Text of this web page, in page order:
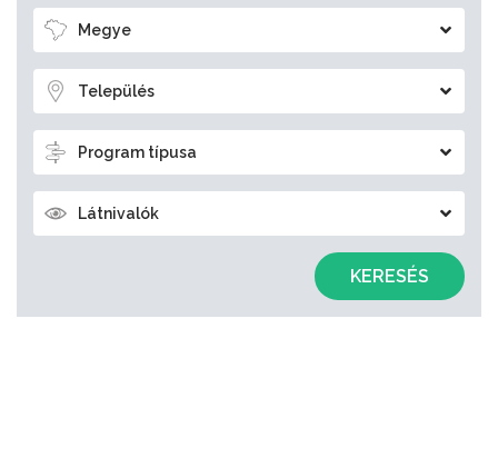
Megye
Település
Program típusa
Látnivalók
KERESÉS